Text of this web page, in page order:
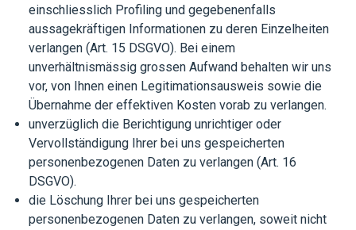
einschliesslich Profiling und gegebenenfalls
aussagekräftigen Informationen zu deren Einzelheiten
verlangen (Art. 15 DSGVO). Bei einem
unverhältnismässig grossen Aufwand behalten wir uns
vor, von Ihnen einen Legitimationsausweis sowie die
Übernahme der effektiven Kosten vorab zu verlangen.
unverzüglich die Berichtigung unrichtiger oder
Vervollständigung Ihrer bei uns gespeicherten
personenbezogenen Daten zu verlangen (Art. 16
DSGVO).
die Löschung Ihrer bei uns gespeicherten
personenbezogenen Daten zu verlangen, soweit nicht